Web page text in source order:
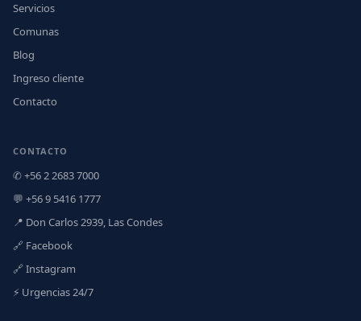
Servicios
Comunas
Blog
Ingreso cliente
Contacto
CONTACTO
✆ +56 2 2683 7000
💬 +56 9 5416 1777
📍 Don Carlos 2939, Las Condes
🔗 Facebook
🔗 Instagram
⚡ Urgencias 24/7